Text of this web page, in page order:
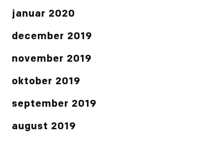
januar 2020
december 2019
november 2019
oktober 2019
september 2019
august 2019